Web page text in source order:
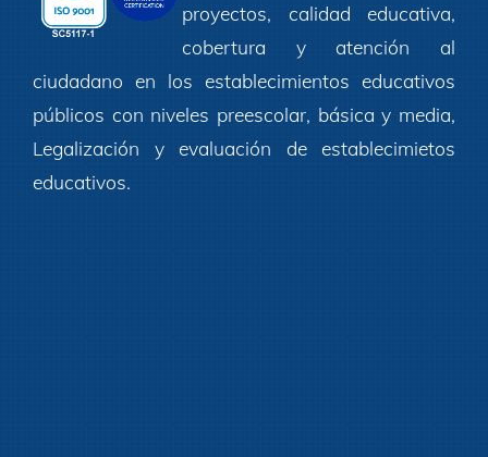
proyectos, calidad educativa,
cobertura y atención al
ciudadano en los establecimientos educativos
públicos con niveles preescolar, básica y media,
Legalización y evaluación de establecimietos
educativos.